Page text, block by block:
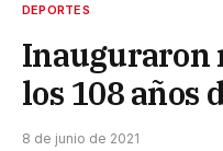
DEPORTES
Inauguraron
los 108 años
8 de junio de 2021